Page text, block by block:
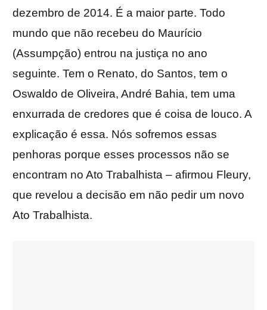
dezembro de 2014. É a maior parte. Todo
mundo que não recebeu do Maurício
(Assumpção) entrou na justiça no ano
seguinte. Tem o Renato, do Santos, tem o
Oswaldo de Oliveira, André Bahia, tem uma
enxurrada de credores que é coisa de louco. A
explicação é essa. Nós sofremos essas
penhoras porque esses processos não se
encontram no Ato Trabalhista – afirmou Fleury,
que revelou a decisão em não pedir um novo
Ato Trabalhista.